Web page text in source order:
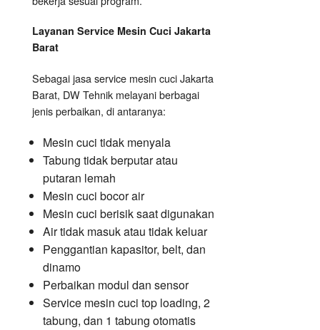
Layanan Service Mesin Cuci Jakarta
Barat
Sebagai jasa service mesin cuci Jakarta
Barat, DW Tehnik melayani berbagai
jenis perbaikan, di antaranya:
Mesin cuci tidak menyala
Tabung tidak berputar atau
putaran lemah
Mesin cuci bocor air
Mesin cuci berisik saat digunakan
Air tidak masuk atau tidak keluar
Penggantian kapasitor, belt, dan
dinamo
Perbaikan modul dan sensor
Service mesin cuci top loading, 2
tabung, dan 1 tabung otomatis